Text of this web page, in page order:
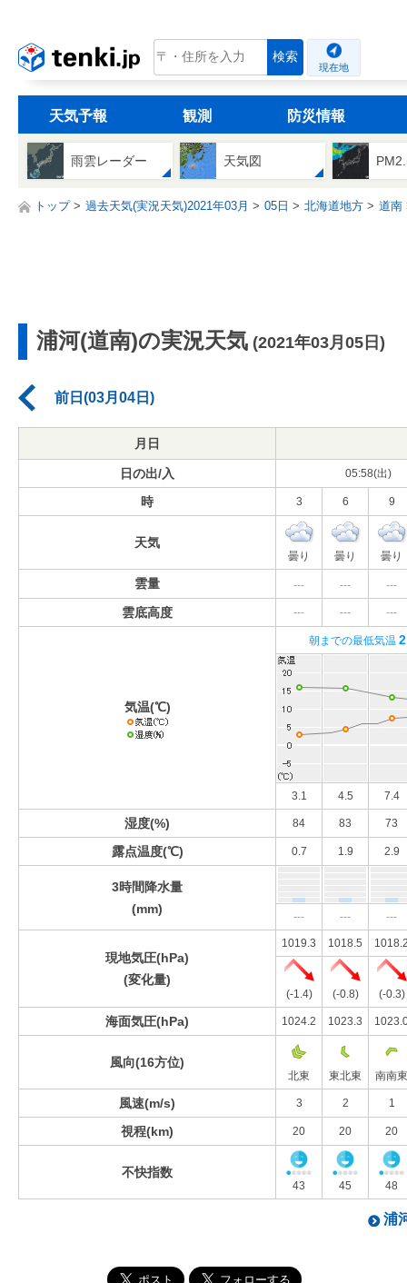
tenki.jp 検索
現在地
天気予報 観測 防災情報
雨雲レーダー 天気図
トップ 過去天気(実況天気)2021年03月 05日 北海道地方 道南
浦河(道南)の実況天気 (2021年03月05日)
前日(03月04日)
月日
日の出/入 05:58(出)
時 3 6 9
天気
曇り 曇り 曇り
雲量 --- --- ---
雲底高度 --- --- ---
気温(℃)
朝までの最低気温
3.1 4.5 7.4
湿度(%) 84 83 73
露点温度(℃) 0.7 1.9 2.9
3時間降水量
(mm)
--- --- ---
現地気圧(hPa)
(変化量)
1019.3 1018.5
(-1.4) (-0.8) (-0.3)
海面気圧(hPa) 1024.2 1023.3
風向(16方位)
北東 東北東 南南東
風速(m/s) 3 2 1
視程(km) 20 20 20
不快指数
43 45 48
浦